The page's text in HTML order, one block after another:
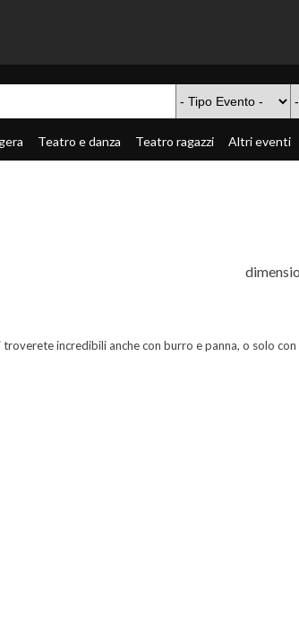
Teatro e danza Teatro ragazzi Altri eventi
troverete incredibili anche con burro e panna, o solo